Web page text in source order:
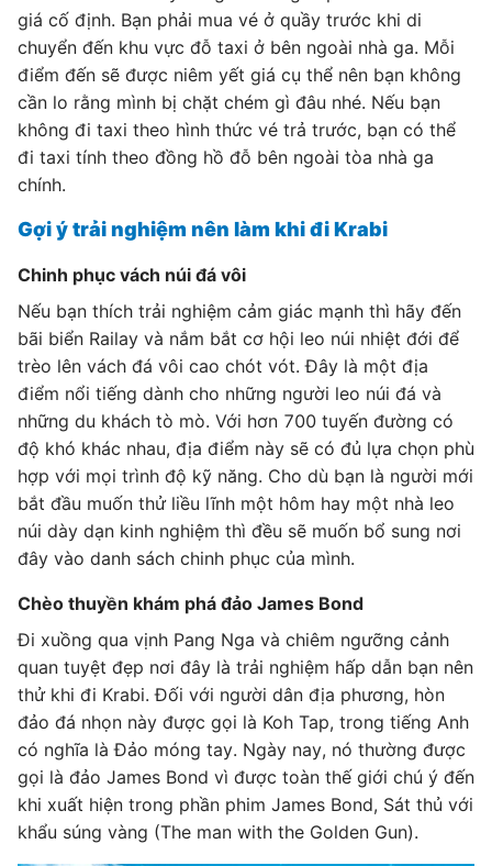
giá cố định. Bạn phải mua vé ở quầy trước khi di
chuyển đến khu vực đỗ taxi ở bên ngoài nhà ga. Mỗi
điểm đến sẽ được niêm yết giá cụ thể nên bạn không
cần lo rằng mình bị chặt chém gì đâu nhé. Nếu bạn
không đi taxi theo hình thức vé trả trước, bạn có thể
đi taxi tính theo đồng hồ đỗ bên ngoài tòa nhà ga
chính.
Gợi ý trải nghiệm nên làm khi đi Krabi
Chinh phục vách núi đá vôi
Nếu bạn thích trải nghiệm cảm giác mạnh thì hãy đến
bãi biển Railay và nắm bắt cơ hội leo núi nhiệt đới để
trèo lên vách đá vôi cao chót vót. Đây là một địa
điểm nổi tiếng dành cho những người leo núi đá và
những du khách tò mò. Với hơn 700 tuyến đường có
độ khó khác nhau, địa điểm này sẽ có đủ lựa chọn phù
hợp với mọi trình độ kỹ năng. Cho dù bạn là người mới
bắt đầu muốn thử liều lĩnh một hôm hay một nhà leo
núi dày dạn kinh nghiệm thì đều sẽ muốn bổ sung nơi
đây vào danh sách chinh phục của mình.
Chèo thuyền khám phá đảo James Bond
Đi xuồng qua vịnh Pang Nga và chiêm ngưỡng cảnh
quan tuyệt đẹp nơi đây là trải nghiệm hấp dẫn bạn nên
thử khi đi Krabi. Đối với người dân địa phương, hòn
đảo đá nhọn này được gọi là Koh Tap, trong tiếng Anh
có nghĩa là Đảo móng tay. Ngày nay, nó thường được
gọi là đảo James Bond vì được toàn thế giới chú ý đến
khi xuất hiện trong phần phim James Bond, Sát thủ với
khẩu súng vàng (The man with the Golden Gun).